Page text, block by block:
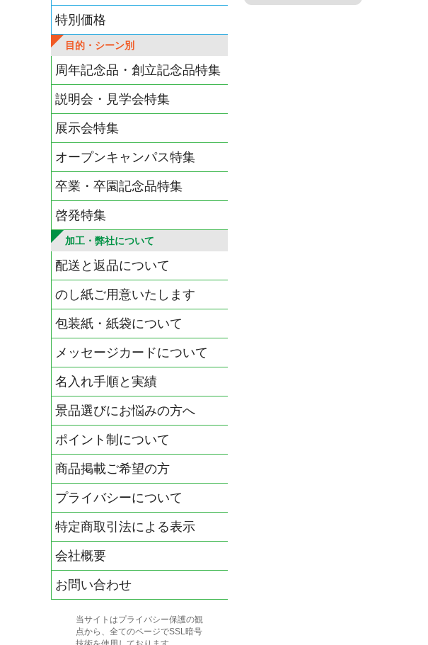
特別価格
目的・シーン別
周年記念品・創立記念品特集
説明会・見学会特集
展示会特集
オープンキャンパス特集
卒業・卒園記念品特集
啓発特集
加工・弊社について
配送と返品について
のし紙ご用意いたします
包装紙・紙袋について
メッセージカードについて
名入れ手順と実績
景品選びにお悩みの方へ
ポイント制について
商品掲載ご希望の方
プライバシーについて
特定商取引法による表示
会社概要
お問い合わせ
当サイトはプライバシー保護の観
点から、全てのページでSSL暗号